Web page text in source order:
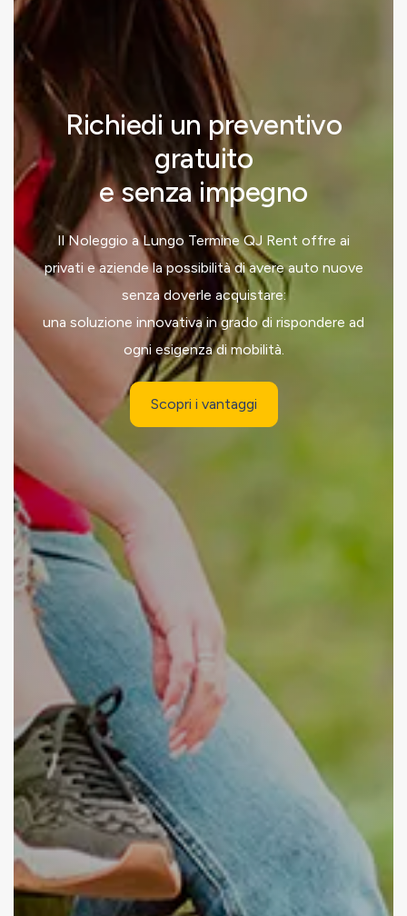
Richiedi un preventivo
gratuito
e senza impegno
Il Noleggio a Lungo Termine QJ Rent offre ai
privati e aziende la possibilità di avere auto nuove
senza doverle acquistare:
una soluzione innovativa in grado di rispondere ad
ogni esigenza di mobilità.
Scopri i vantaggi